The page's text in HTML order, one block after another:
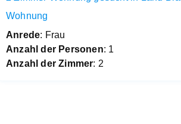
Wohnung
Anrede: Frau
Anzahl der Personen: 1
Anzahl der Zimmer: 2